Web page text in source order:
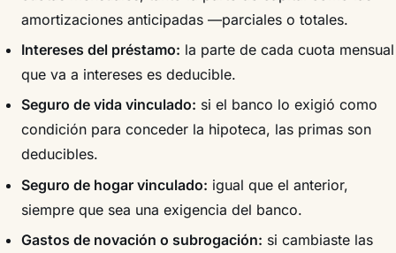
amortizaciones anticipadas —parciales o totales.
Intereses del préstamo: la parte de cada cuota mensual
que va a intereses es deducible.
Seguro de vida vinculado: si el banco lo exigió como
condición para conceder la hipoteca, las primas son
deducibles.
Seguro de hogar vinculado: igual que el anterior,
siempre que sea una exigencia del banco.
Gastos de novación o subrogación: si cambiaste las